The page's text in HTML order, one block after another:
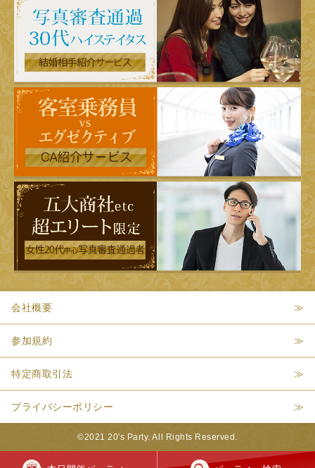
会社概要
参加規約
特定商取引法
プライバシーポリシー
©2021 20's Party. All Rights Reserved.